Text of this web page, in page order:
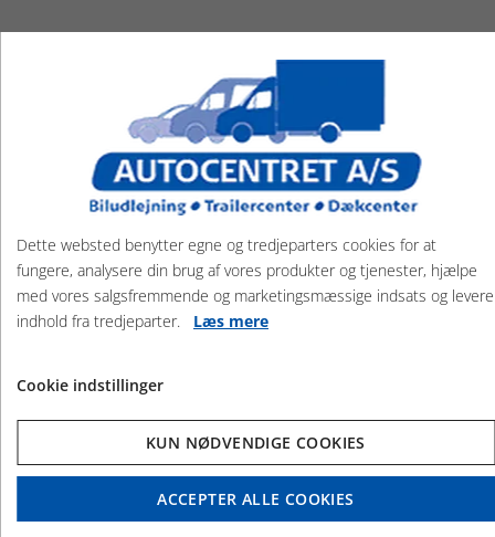
Dette websted benytter egne og tredjeparters cookies for at
fungere, analysere din brug af vores produkter og tjenester, hjælpe
med vores salgsfremmende og marketingsmæssige indsats og levere
indhold fra tredjeparter. Læs mere
Cookie indstillinger
KUN NØDVENDIGE COOKIES
ACCEPTER ALLE COOKIES